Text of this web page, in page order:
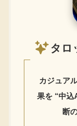
タロ
カジュア
果を “中込
断